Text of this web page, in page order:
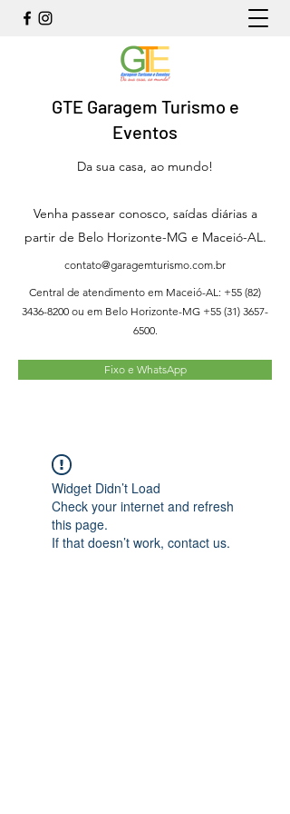
GTE Garagem Turismo e
Eventos
Da sua casa, ao mundo!
Venha passear conosco, saídas diárias a
partir de Belo Horizonte-MG e Maceió-AL.
contato@garagemturismo.com.br
Central de atendimento em Maceió-AL: +55 (82)
3436-8200 ou em Belo Horizonte-MG +55 (31) 3657-
6500.
Fixo e WhatsApp
Widget Didn’t Load
Check your internet and refresh
this page.
If that doesn’t work, contact us.